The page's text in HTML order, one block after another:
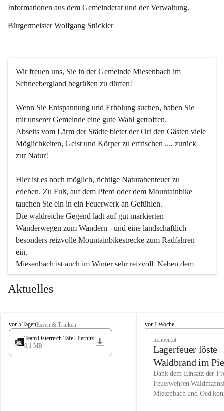
Informationen aus dem Gemeinderat und der Verwaltung.
Bürgermeister Wolfgang Stückler
Wir freuen uns, Sie in der Gemeinde Miesenbach im
Schneebergland begrüßen zu dürfen!
Wenn Sie Entspannung und Erholung suchen, haben Sie
mit unserer Gemeinde eine gute Wahl getroffen.
Abseits vom Lärm der Städte bietet der Ort den Gästen viele
Möglichkeiten, Geist und Körper zu erfrischen .... zurück
zur Natur!
Hier ist es noch möglich, richtige Naturabenteuer zu
erleben. Zu Fuß, auf dem Pferd oder dem Mountainbike
tauchen Sie ein in ein Feuerwerk an Gefühlen.
Die waldreiche Gegend lädt auf gut markierten
Wanderwegen zum Wandern - und eine landschaftlich
besonders reizvolle Mountainbikestrecke zum Radfahren
ein.
Miesenbach ist auch im Winter sehr reizvoll. Neben dem
Eisstockschießen gibt es auf dem nahe gelegenen Unterberg
wunderschöne Naturschneepisten, die zum Schifahren oder
vielfältige Angebot unserer Kulturvereine.
Überzeugen Sie sich selbst, dass Sie in Miesenbach sowie
in den Beherbergungsbetrieben, Gaststätten und urigen
Wir kennen Miesenbach als lebens- und liebenswerten Ort.
Tradition und Innovation werden ebenso groß geschrieben
Aktuelles
M
i
s
vor 5 TagenEssen & Trinken
Team Österreich Tafel_Pernitz
0,1 MB
M
h
vor 1 Woche
m.noen.at
Lagerfeuer löste
Waldbrand im
aus
Dank dem Einsatz der
Feuerwehren
Miesenbach und Oed